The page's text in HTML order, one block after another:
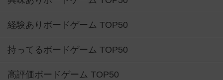
経験ありボードゲーム TOP50
持ってるボードゲーム TOP50
高評価ボードゲーム TOP50